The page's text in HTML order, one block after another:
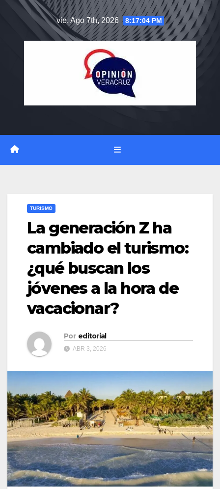
vie. Ago 7th, 2026 8:17:05 PM
TURISMO
La generación Z ha
cambiado el turismo:
¿qué buscan los
jóvenes a la hora de
vacacionar?
Por editorial
ABR 3, 2026